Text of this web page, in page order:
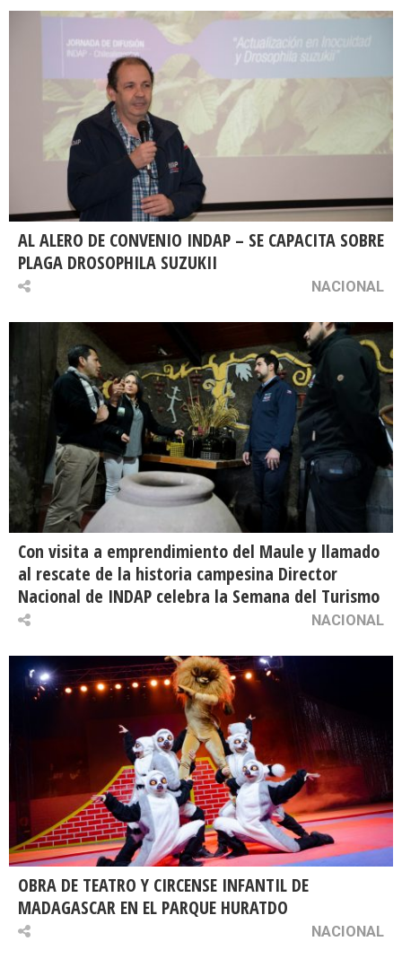
AL ALERO DE CONVENIO INDAP – SE CAPACITA SOBRE
PLAGA DROSOPHILA SUZUKII
NACIONAL
Con visita a emprendimiento del Maule y llamado
al rescate de la historia campesina Director
Nacional de INDAP celebra la Semana del Turismo
NACIONAL
OBRA DE TEATRO Y CIRCENSE INFANTIL DE
MADAGASCAR EN EL PARQUE HURATDO
NACIONAL